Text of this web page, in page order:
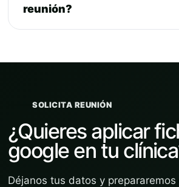
reunión?
SOLICITA REUNIÓN
¿Quieres aplicar
google en tu
Déjanos tus datos y prepararemos